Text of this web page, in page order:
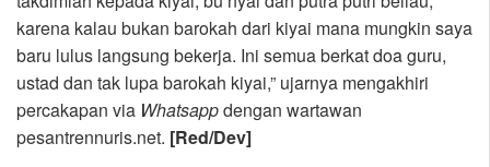
karena kalau bukan barokah dari kiyai mana mungkin saya
baru lulus langsung bekerja. Ini semua berkat doa guru,
ustad dan tak lupa barokah kiyai,” ujarnya mengakhiri
percakapan via Whatsappdengan wartawan
pesantrennuris.net. [Red/Dev]